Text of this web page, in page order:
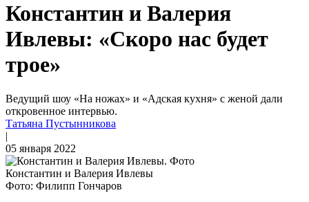
Константин и Валерия
Ивлевы: «Cкоро нас будет
трое»
Ведущий шоу «На ножах» и «Адская кухня» с женой дали
откровенное интервью.
Татьяна Пустынникова
|
05 января 2022
Константин и Валерия Ивлевы
Фото: Филипп Гончаров